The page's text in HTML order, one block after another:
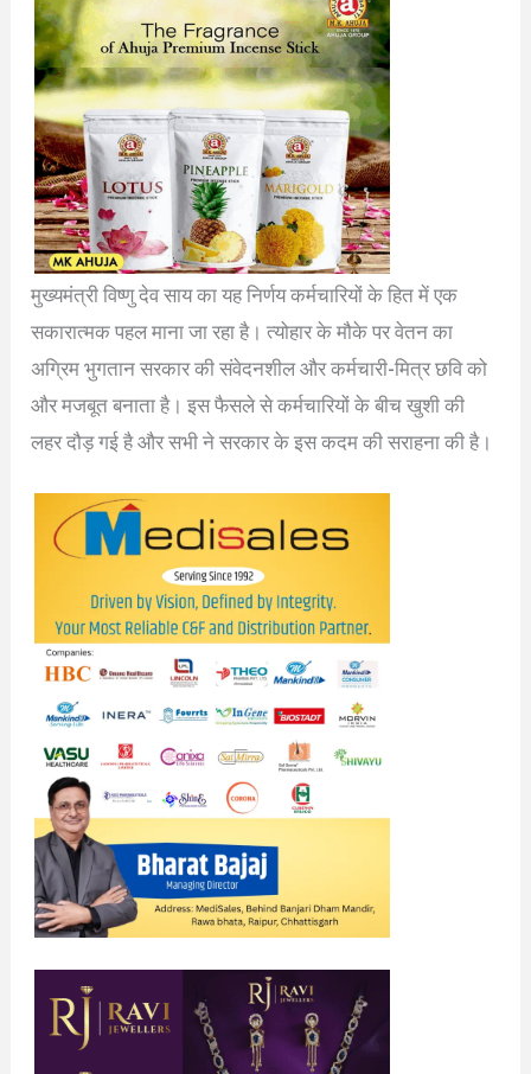
मुख्यमंत्री विष्णु देव साय का यह निर्णय कर्मचारियों के हित में एक
सकारात्मक पहल माना जा रहा है। त्योहार के मौके पर वेतन का
अग्रिम भुगतान सरकार की संवेदनशील और कर्मचारी-मित्र छवि को
और मजबूत बनाता है। इस फैसले से कर्मचारियों के बीच खुशी की
लहर दौड़ गई है और सभी ने सरकार के इस कदम की सराहना की है।